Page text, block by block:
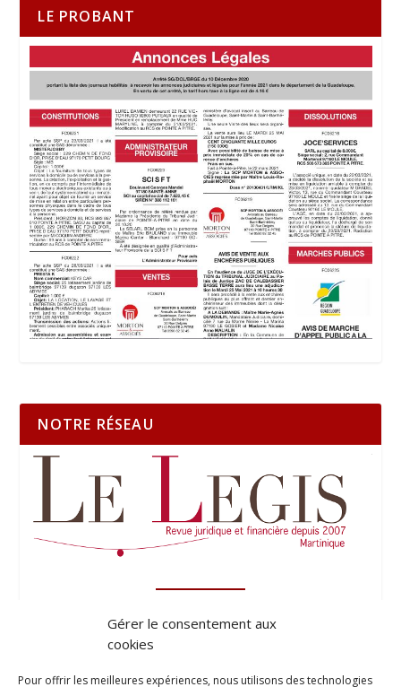
Gérer le consentement aux
cookies
Pour offrir les meilleures expériences, nous utilisons des technologies
LE PROBANT
NOTRE RÉSEAU